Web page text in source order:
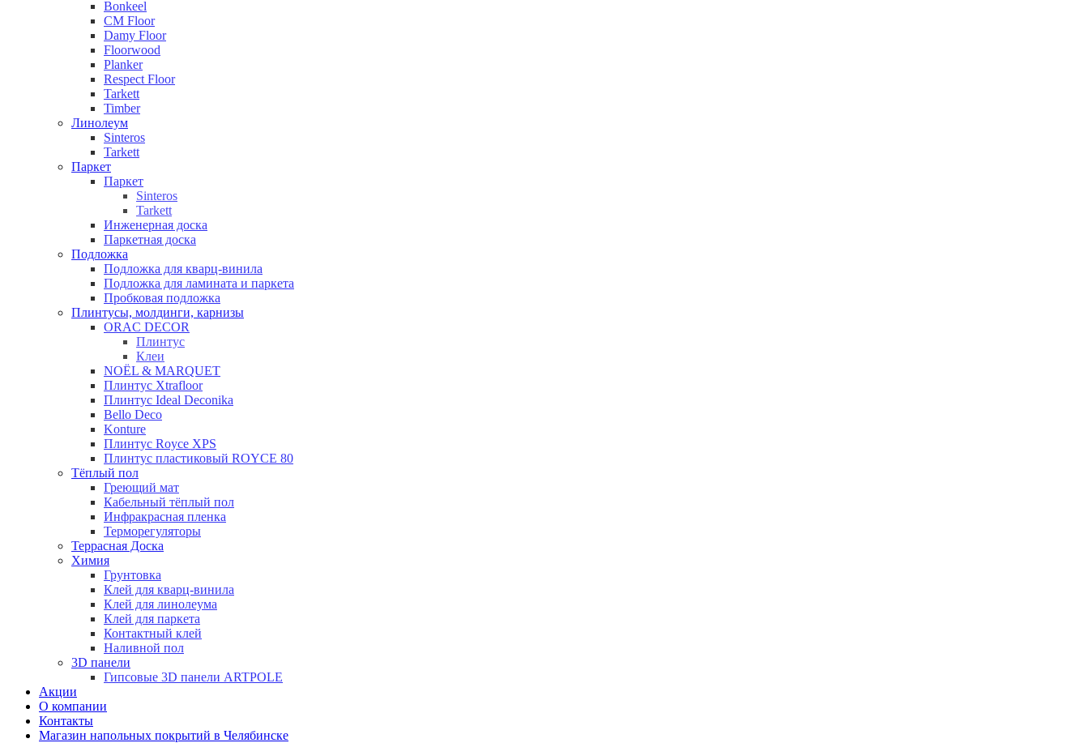
Bonkeel
CM Floor
Damy Floor
Floorwood
Planker
Respect Floor
Tarkett
Timber
Линолеум
Sinteros
Tarkett
Паркет
Паркет
Sinteros
Tarkett
Инженерная доска
Паркетная доска
Подложка
Подложка для кварц-винила
Подложка для ламината и паркета
Пробковая подложка
Плинтусы, молдинги, карнизы
ORAC DECOR
Плинтус
Клеи
NOЁL & MARQUET
Плинтус Xtrafloor
Плинтус Ideal Deconika
Bello Deco
Konture
Плинтус Royce XPS
Плинтус пластиковый ROYCE 80
Тёплый пол
Греющий мат
Кабельный тёплый пол
Инфракрасная пленка
Терморегуляторы
Террасная Доска
Химия
Грунтовка
Клей для кварц-винила
Клей для линолеума
Клей для паркета
Контактный клей
Наливной пол
3D панели
Гипсовые 3D панели ARTPOLE
Акции
О компании
Контакты
Магазин напольных покрытий в Челябинске